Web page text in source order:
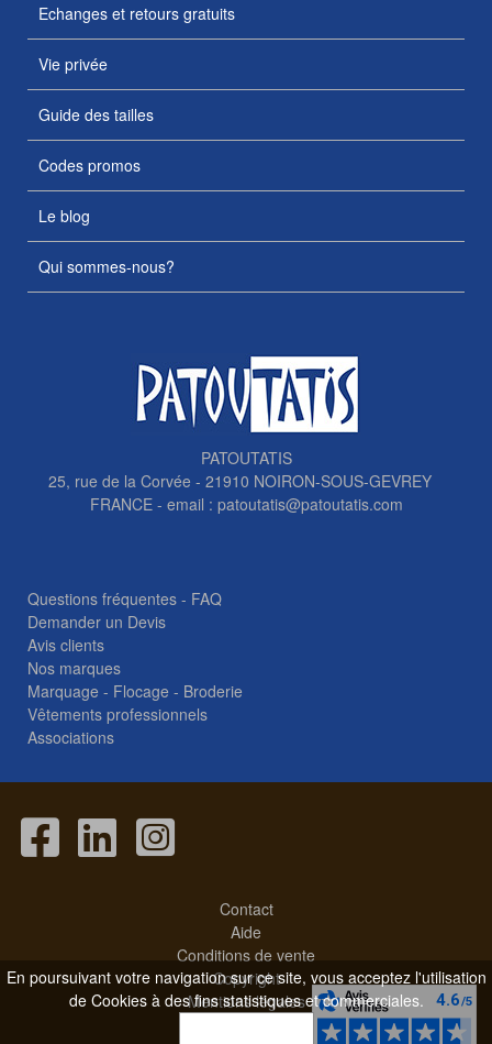
Echanges et retours gratuits
Vie privée
Guide des tailles
Codes promos
Le blog
Qui sommes-nous?
PATOUTATIS
25, rue de la Corvée - 21910 NOIRON-SOUS-GEVREY
FRANCE - email : patoutatis@patoutatis.com
Questions fréquentes - FAQ
Demander un Devis
Avis clients
Nos marques
Marquage - Flocage - Broderie
Vêtements professionnels
Associations
Contact
Aide
Conditions de vente
Copyright
Mentions légales
En poursuivant votre navigation sur ce site, vous acceptez l'utilisation
de Cookies à des fins statistiques et commerciales.